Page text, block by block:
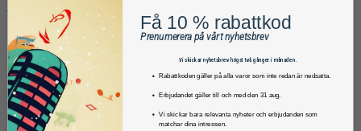
Få 10 % rabattkod
Prenumerera på vårt nyhetsbrev
Vi skickar nyhetsbrev högst två gånger i månaden.
Rabattkoden gäller på alla varor som inte redan är nedsatta.
Erbjudandet gäller till och med den 31 aug.
Vi skickar bara relevanta nyheter och erbjudanden som
matchar dina intressen.